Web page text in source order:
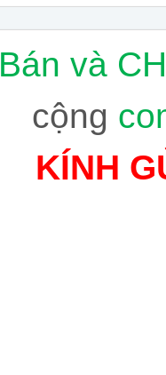
Bán và
cộng
KÍNH